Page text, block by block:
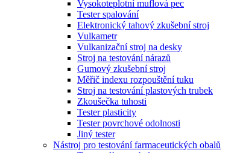
Vysokoteplotní muflová pec
Tester spalování
Elektronický tahový zkušební stroj
Vulkametr
Vulkanizační stroj na desky
Stroj na testování nárazů
Gumový zkušební stroj
Měřič indexu rozpouštění tuku
Stroj na testování plastových trubek
Zkoušečka tuhosti
Tester plasticity
Tester povrchové odolnosti
Jiný tester
Nástroj pro testování farmaceutických obalů